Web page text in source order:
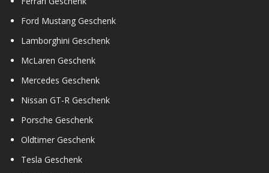
Ford Mustang Geschenk
Lamborghini Geschenk
McLaren Geschenk
Mercedes Geschenk
Nissan GT-R Geschenk
Porsche Geschenk
Oldtimer Geschenk
Tesla Geschenk